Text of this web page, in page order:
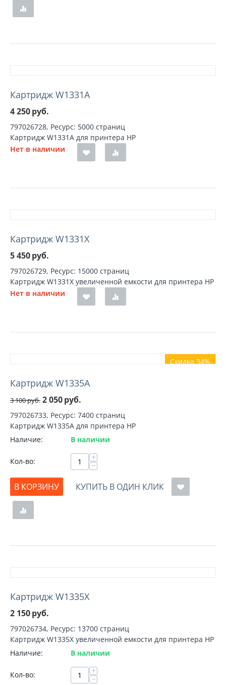
Картридж W1331A
4 250руб.
797026728, Ресурс: 5000 страниц
Картридж W1331A для принтера HP
Нет в наличии
Картридж W1331X
5 450руб.
797026729, Ресурс: 15000 страниц
Картридж W1331X увеличенной емкости для принтера HP
Нет в наличии
Скидка 34%
Картридж W1335A
3 100руб. 2 050руб.
797026733, Ресурс: 7400 страниц
Картридж W1335A для принтера HP
Наличие:
В наличии
Кол-во: +
−
В КОРЗИНУ
КУПИТЬ В ОДИН КЛИК
Картридж W1335X
2 150руб.
797026734, Ресурс: 13700 страниц
Картридж W1335X увеличенной емкости для принтера HP
Наличие:
В наличии
Кол-во: +
−